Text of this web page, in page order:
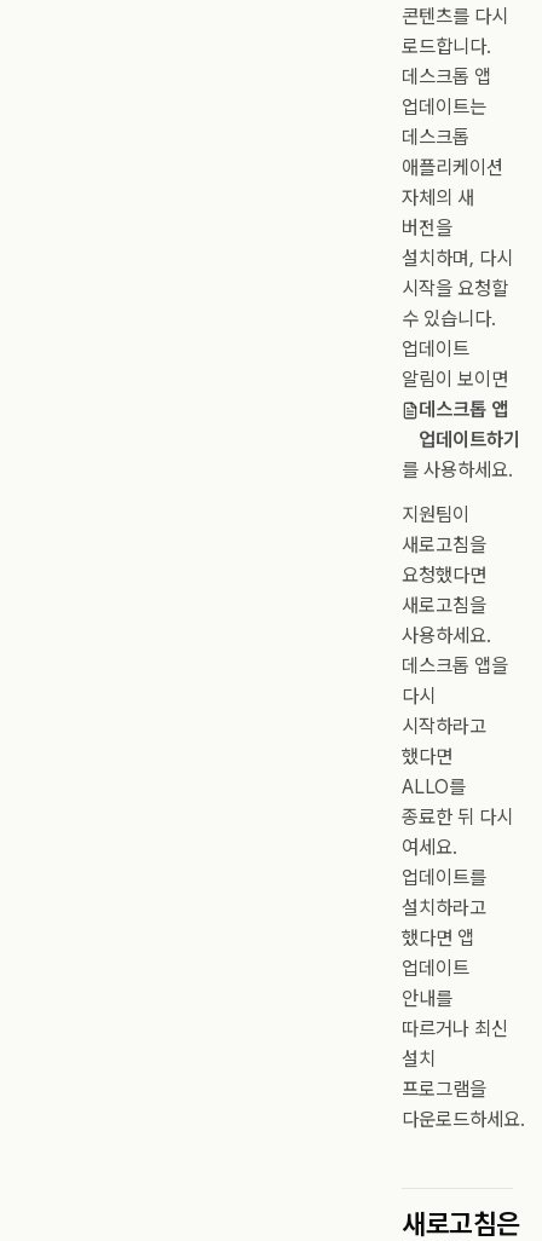
콘텐츠를 다시
로드합니다.
데스크톱 앱
업데이트는
데스크톱
애플리케이션
자체의 새
버전을
설치하며, 다시
시작을 요청할
수 있습니다.
업데이트
알림이 보이면
데스크톱 앱
업데이트하기
를 사용하세요.
지원팀이
새로고침을
요청했다면
새로고침을
사용하세요.
데스크톱 앱을
다시
시작하라고
했다면
ALLO를
종료한 뒤 다시
여세요.
업데이트를
설치하라고
했다면 앱
업데이트
안내를
따르거나 최신
설치
프로그램을
다운로드하세요.
새로고침은